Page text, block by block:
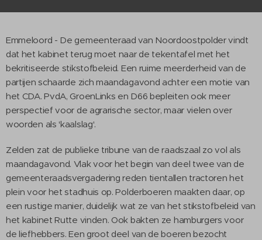
Emmeloord - De gemeenteraad van Noordoostpolder vindt
dat het kabinet terug moet naar de tekentafel met het
bekritiseerde stikstofbeleid. Een ruime meerderheid van de
partijen schaarde zich maandagavond achter een motie van
het CDA. PvdA, GroenLinks en D66 bepleiten ook meer
perspectief voor de agrarische sector, maar vielen over
woorden als 'kaalslag'.
Zelden zat de publieke tribune van de raadszaal zo vol als
maandagavond. Vlak voor het begin van deel twee van de
gemeenteraadsvergadering reden tientallen tractoren het
plein voor het stadhuis op. Polderboeren maakten daar, op
een rustige manier, duidelijk wat ze van het stikstofbeleid van
het kabinet Rutte vinden. Ook bakten ze hamburgers voor
de liefhebbers. Een groot deel van de boeren bezocht